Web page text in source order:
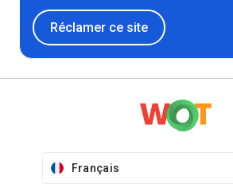
Réclamer ce site
Français